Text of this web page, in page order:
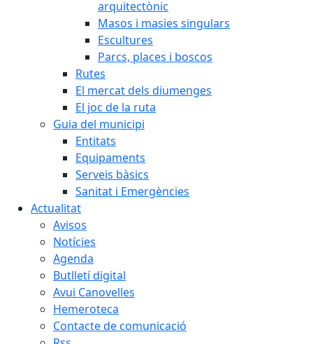
arquitectònic
Masos i masies singulars
Escultures
Parcs, places i boscos
Rutes
El mercat dels diumenges
El joc de la ruta
Guia del municipi
Entitats
Equipaments
Serveis bàsics
Sanitat i Emergències
Actualitat
Avisos
Notícies
Agenda
Butlletí digital
Avui Canovelles
Hemeroteca
Contacte de comunicació